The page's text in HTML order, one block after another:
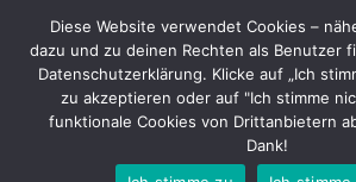
SALTY SOUNDZ - HipHop-Events in Halle
Diese Website verwendet Cookies –
dazu und zu deinen Rechten als Benutzer
Datenschutzerklärung. Klicke auf „Ich
zu akzeptieren oder auf "Ich stimme
funktionale Cookies von Drittanbietern
Dank!